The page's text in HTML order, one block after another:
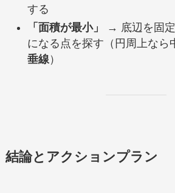
する
「面積が最小」
→ 底辺を固
になる点を探す（円周上なら
垂線）
結論とアクションプラン